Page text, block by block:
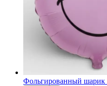
Фольгированный